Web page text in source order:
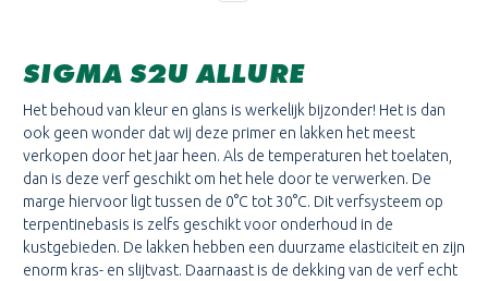
SIGMA S2U ALLURE
Het behoud van kleur en glans is werkelijk bijzonder! Het is dan
ook geen wonder dat wij deze primer en lakken het meest
verkopen door het jaar heen. Als de temperaturen het toelaten,
dan is deze verf geschikt om het hele door te verwerken. De
marge hiervoor ligt tussen de 0°C tot 30°C. Dit verfsysteem op
terpentinebasis is zelfs geschikt voor onderhoud in de
kustgebieden. De lakken hebben een duurzame elasticiteit en zijn
enorm kras- en slijtvast. Daarnaast is de dekking van de verf echt